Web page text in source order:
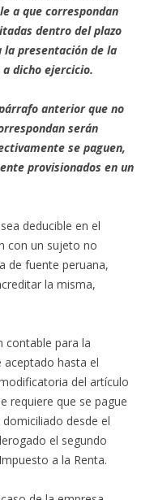
a que correspondan
dentro del plazo
presentación de la
dicho ejercicio.
anterior que no
serán
se paguen,
provisionados en un
deducible en el
con un sujeto no
de fuente peruana,
la misma,
contable para la
aceptado hasta el
del artículo
requiere que se pague
desde el
el segundo
a la Renta.